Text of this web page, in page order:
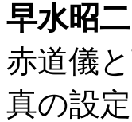
早水昭
赤道儀
真の設